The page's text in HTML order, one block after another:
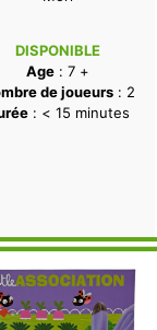
DISPONIBLE
Age : 7 +
de joueurs: 2
: < 15 minutes